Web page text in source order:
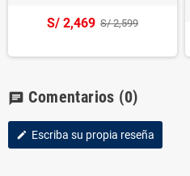
S/ 2,469 S/ 2,599
chat Comentarios (0)
edit Escriba su propia reseña